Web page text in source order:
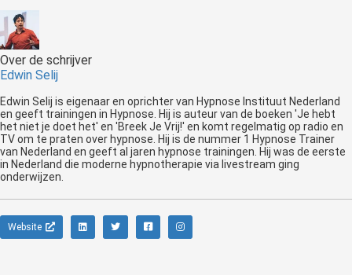
Over de schrijver
Edwin Selij
Edwin Selij is eigenaar en oprichter van Hypnose Instituut Nederland
en geeft trainingen in Hypnose. Hij is auteur van de boeken 'Je hebt
het niet je doet het' en 'Breek Je Vrij!' en komt regelmatig op radio en
TV om te praten over hypnose. Hij is de nummer 1 Hypnose Trainer
van Nederland en geeft al jaren hypnose trainingen. Hij was de eerste
in Nederland die moderne hypnotherapie via livestream ging
onderwijzen.
Website